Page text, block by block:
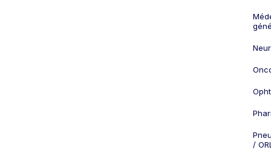
/